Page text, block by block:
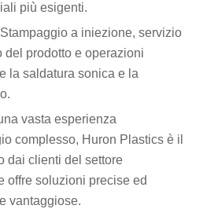
più esigenti.
Stampaggio a iniezione, servizio
del prodotto e operazioni
la saldatura sonica e la
vasta esperienza
complesso, Huron Plastics è il
dai clienti del settore
offre soluzioni precise ed
vantaggiose.